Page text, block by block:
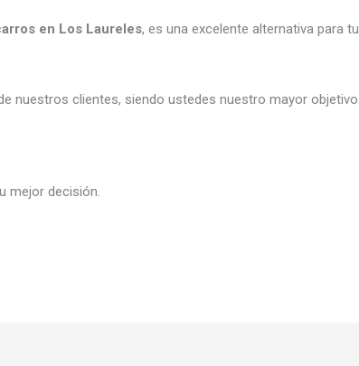
en Los Laureles, es una excelente alternativa para tu
nuestros clientes, siendo ustedes nuestro mayor objetivo.
mejor decisión.